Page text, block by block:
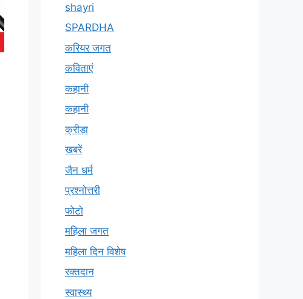
shayri
SPARDHA
करियर जगत
कविताएं
कहानी
कहानी
क्रीड़ा
खबरें
जैन धर्म
प्रश्नोत्तरी
फोटो
महिला जगत
महिला दिन विशेष
रक्तदान
स्वास्थ्य